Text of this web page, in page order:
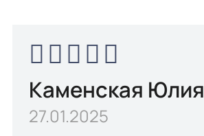
Каменская Юлия
27.01.2025